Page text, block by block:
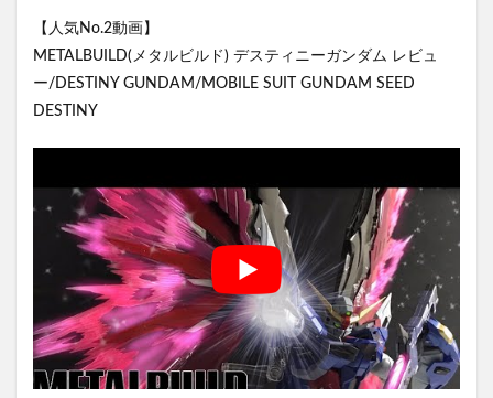
【人気No.2動画】
METALBUILD(メタルビルド) デスティニーガンダム レビュ
ー/DESTINY GUNDAM/MOBILE SUIT GUNDAM SEED
DESTINY